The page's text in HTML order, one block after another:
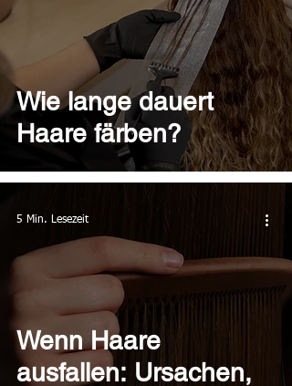
Wie lange dauert
Haare färben?
Wenn Haare
ausfallen: Ursachen,
5 Min. Lesezeit